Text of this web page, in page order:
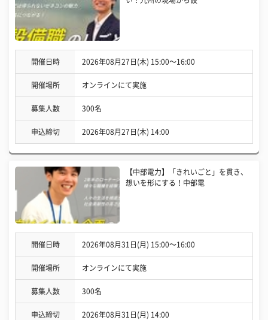
開催日時 2026年08月27日(木) 15:00〜16:00
開催場所 オンラインにて実施
募集人数 300名
申込締切 2026年08月27日(木) 14:00
【中部電力】「きれいごと」を貫き、
想いを形にする！中部電
開催日時 2026年08月31日(月) 15:00〜16:00
開催場所 オンラインにて実施
募集人数 300名
申込締切 2026年08月31日(月) 14:00